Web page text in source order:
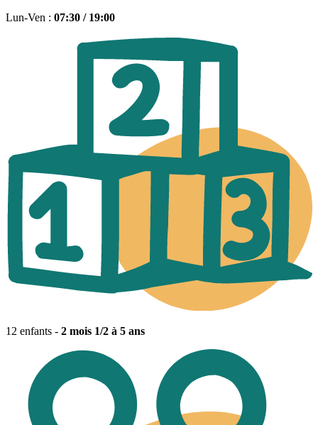
Lun-Ven : 07:30 / 19:00
12 enfants - 2 mois 1/2 à 5 ans